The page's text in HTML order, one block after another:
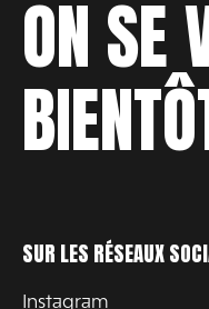
ON SE
SUR LES RÉSEAUX
Instagram